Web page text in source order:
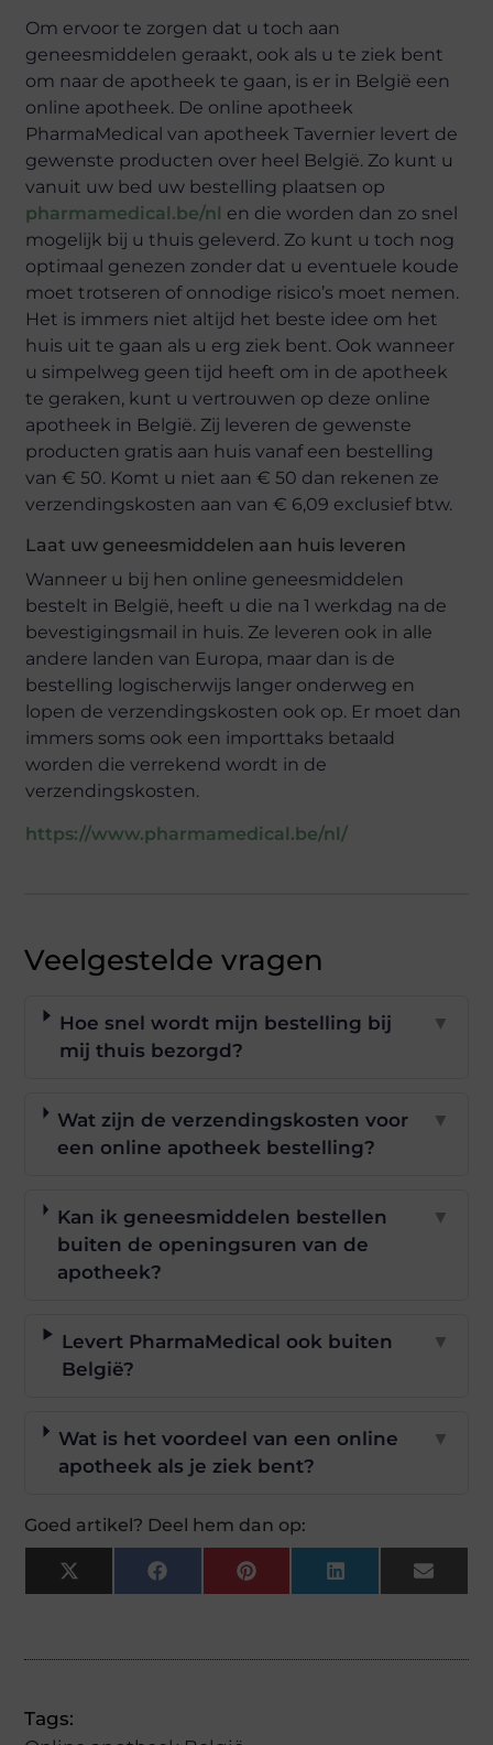
Om ervoor te zorgen dat u toch aan
geneesmiddelen geraakt, ook als u te ziek bent
om naar de apotheek te gaan, is er in België een
online apotheek. De online apotheek
PharmaMedical van apotheek Tavernier levert de
gewenste producten over heel België. Zo kunt u
vanuit uw bed uw bestelling plaatsen op
pharmamedical.be/nl en die worden dan zo snel
mogelijk bij u thuis geleverd. Zo kunt u toch nog
optimaal genezen zonder dat u eventuele koude
moet trotseren of onnodige risico’s moet nemen.
Het is immers niet altijd het beste idee om het
huis uit te gaan als u erg ziek bent. Ook wanneer
u simpelweg geen tijd heeft om in de apotheek
te geraken, kunt u vertrouwen op deze online
apotheek in België. Zij leveren de gewenste
producten gratis aan huis vanaf een bestelling
van € 50. Komt u niet aan € 50 dan rekenen ze
verzendingskosten aan van € 6,09 exclusief btw.
Laat uw geneesmiddelen aan huis leveren
Wanneer u bij hen online geneesmiddelen
bestelt in België, heeft u die na 1 werkdag na de
bevestigingsmail in huis. Ze leveren ook in alle
andere landen van Europa, maar dan is de
bestelling logischerwijs langer onderweg en
lopen de verzendingskosten ook op. Er moet dan
immers soms ook een importtaks betaald
worden die verrekend wordt in de
verzendingskosten.
https://www.pharmamedical.be/nl/
Veelgestelde vragen
Hoe snel wordt mijn bestelling bij
mij thuis bezorgd?
▼
Wat zijn de verzendingskosten voor
een online apotheek bestelling?
▼
Kan ik geneesmiddelen bestellen
buiten de openingsuren van de
apotheek?
▼
Levert PharmaMedical ook buiten
België?
▼
Wat is het voordeel van een online
apotheek als je ziek bent?
▼
Goed artikel? Deel hem dan op:
X
(Twitter)
FacebookPinterestLinkedInEmail
Tags: